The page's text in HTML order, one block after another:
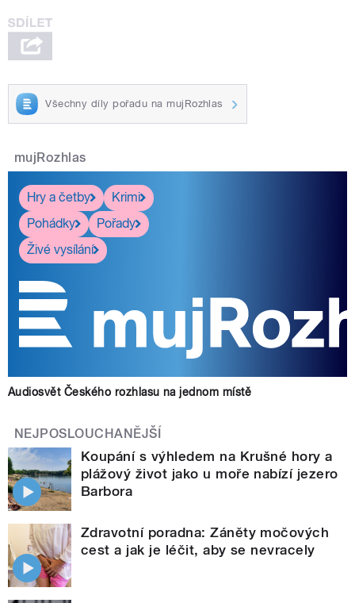
Všechny díly pořadu na mujRozhlas
mujRozhlas
Hry a četby
Krimi
Pohádky
Pořady
Živé vysílání
Audiosvět Českého rozhlasu na jednom místě
NEJPOSLOUCHANĚJŠÍ
Koupání s výhledem na Krušné hory a
plážový život jako u moře nabízí jezero
Barbora
Zdravotní poradna: Záněty močových
cest a jak je léčit, aby se nevracely